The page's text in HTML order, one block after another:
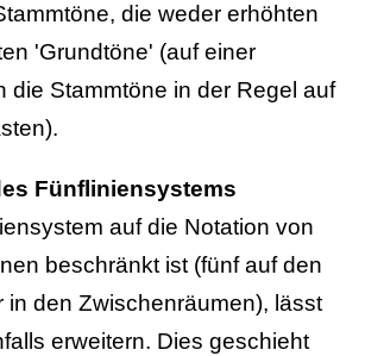
die weder erhöhten
'Grundtöne' (auf einer
die Stammtöne in der Regel auf
Fünfliniensystems
auf die Notation von
beschränkt ist (fünf auf den
in den Zwischenräumen), lässt
erweitern. Dies geschieht